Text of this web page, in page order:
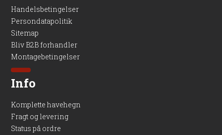
Handelsbetingelser
Persondatapolitik
Sitemap
Bliv B2B forhandler
Montagebetingelser
Info
Komplette havehegn
Fragt og levering
Status på ordre